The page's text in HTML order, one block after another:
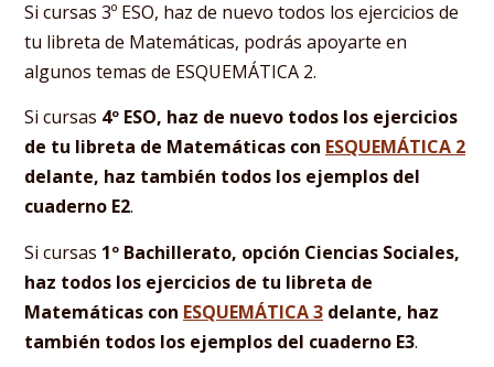
Si cursas 3º ESO, haz de nuevo todos los ejercicios de
tu libreta de Matemáticas, podrás apoyarte en
algunos temas de ESQUEMÁTICA 2.
Si cursas 4º ESO, haz de nuevo todos los ejercicios
de tu libreta de Matemáticas con ESQUEMÁTICA 2
delante, haz también todos los ejemplos del
cuaderno E2.
Si cursas 1º Bachillerato, opción Ciencias Sociales,
haz todos los ejercicios de tu libreta de
Matemáticas con ESQUEMÁTICA 3 delante, haz
también todos los ejemplos del cuaderno E3.